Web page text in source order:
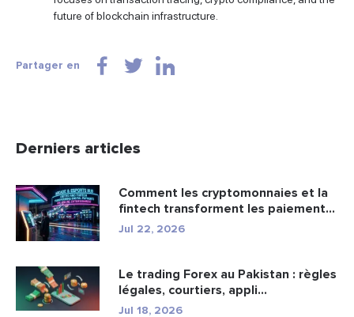
future of blockchain infrastructure.
Partager en
Derniers articles
Comment les cryptomonnaies et la
fintech transforment les paiement...
Jul 22, 2026
Le trading Forex au Pakistan : règles
légales, courtiers, appli...
Jul 18, 2026